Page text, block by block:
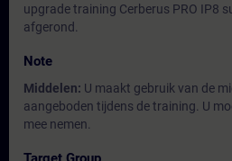
upgrade training Cerberus PRO IP8
afgerond.
Note
Middelen: U maakt gebruik van de
aangeboden tijdens de training. U
mee nemen.